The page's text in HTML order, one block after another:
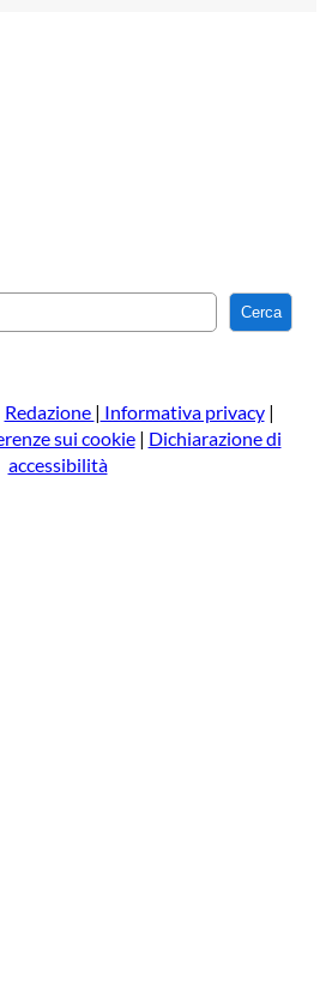
e
a
Cerca
Redazione | Informativa privacy|
sui cookie| Dichiarazione di
accessibilità